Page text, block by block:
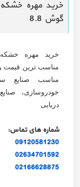
گوش 8.8
مناسب ترین قیمت و
مناسب صنایع
خودروسازی،
دریایی
شماره های تماس:
09120581230
02634701592
02166628875